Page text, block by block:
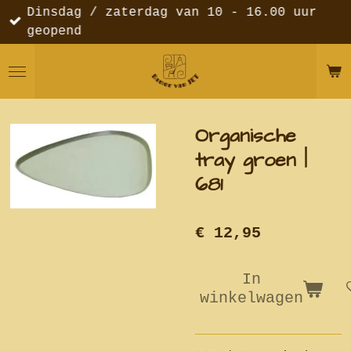
Ga
direct
de
Dinsdag / zaterdag van 10 - 16.00 uur
geopend
Organische
tray groen |
681
€ 12,95
In
winkelwagen